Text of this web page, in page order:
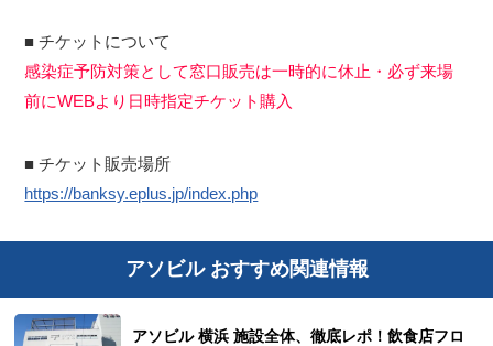
■ チケットについて
感染症予防対策として窓口販売は一時的に休止・必ず来場
前にWEBより日時指定チケット購入
■ チケット販売場所
https://banksy.eplus.jp/index.php
アソビル おすすめ関連情報
アソビル 横浜 施設全体、徹底レポ！飲食店フロ